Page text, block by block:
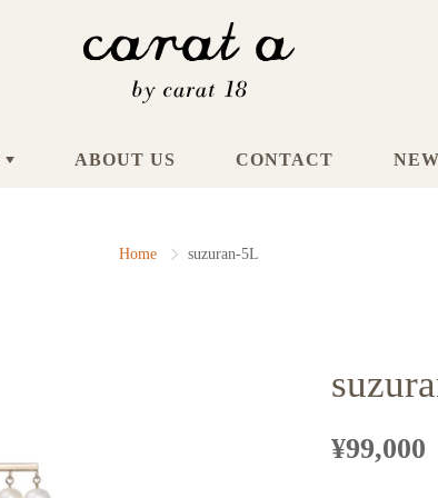
ABOUT US CONTACT
Home suzuran-5L
¥99,000